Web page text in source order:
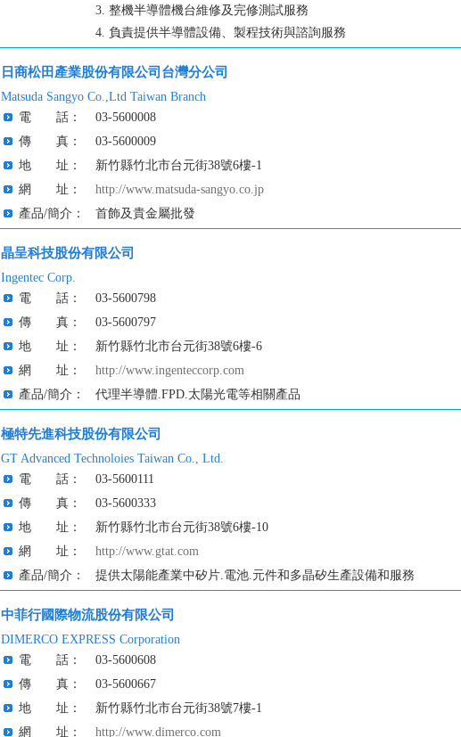
3. 整機半導體機台維修及完修測試服務
4. 負責提供半導體設備、製程技術與諮詢服務
日商松田產業股份有限公司台灣分公司
Matsuda Sangyo Co.,Ltd Taiwan Branch
電 話：
03-5600008
傳 真：
03-5600009
地 址：
新竹縣竹北市台元街38號6樓-1
網 址：
http://www.matsuda-sangyo.co.jp
產品/簡介：
首飾及貴金屬批發
晶呈科技股份有限公司
Ingentec Corp.
電 話：
03-5600798
傳 真：
03-5600797
地 址：
新竹縣竹北市台元街38號6樓-6
網 址：
http://www.ingenteccorp.com
產品/簡介：
代理半導體.FPD.太陽光電等相關產品
極特先進科技股份有限公司
GT Advanced Technoloies Taiwan Co., Ltd.
電 話：
03-5600111
傳 真：
03-5600333
地 址：
新竹縣竹北市台元街38號6樓-10
網 址：
http://www.gtat.com
產品/簡介：
提供太陽能產業中矽片.電池.元件和多晶矽生產設備和服務
中菲行國際物流股份有限公司
DIMERCO EXPRESS Corporation
電 話：
03-5600608
傳 真：
03-5600667
地 址：
新竹縣竹北市台元街38號7樓-1
網 址：
http://www.dimerco.com